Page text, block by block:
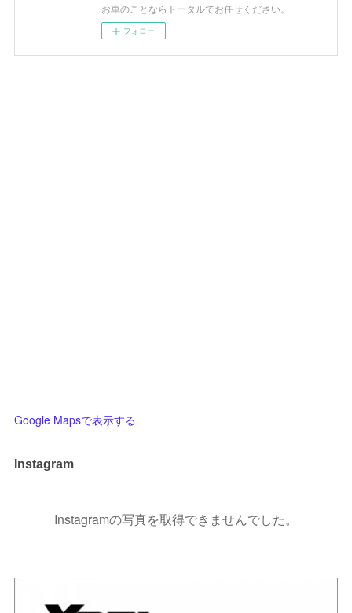
お車のことならトータルでお任せください。
フォロー
Google Mapsで表示する
Instagram
Instagramの写真を取得できませんでした。